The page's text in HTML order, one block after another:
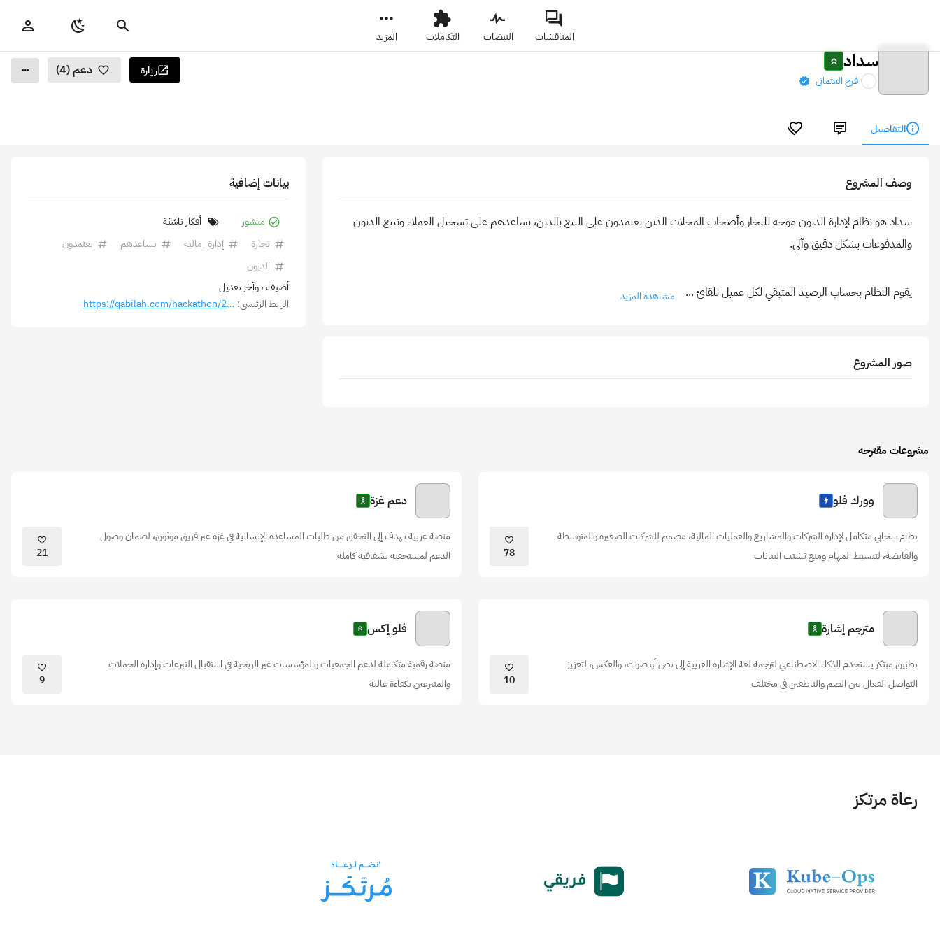
المناقشات النبضات التكاملات المزيد
سداد
فرح العثماني
زيارة دعم (4)
التفاصيل
وصف المشروع
سداد هو نظام لإدارة الديون موجه للتجار وأصحاب المحلات الذين يعتمدون على البيع بالدين، يساعدهم على تسجيل العملاء وتتبع الديون
يقوم النظام بحساب الرصيد المتبقي لكل عميل تلقائ ... مشاهدة المزيد
صور المشروع
بيانات إضافية
منشور
أفكار ناشئة
تجارة
إدارة_مالية يساعدهم
يعتمدون
الديون
أضيف، وآخر تعديل
الرابط الرئيسي: https://qabilah.com/hackathon/255665101472799432/projects/257572954781515776
مشروعات مقترحه
وورك فلو
نظام سحابي متكامل لإدارة الشركات والمشاريع والعمليات المالية، مصمم للشركات الصغيرة والمتوسطة
والقابضة، لتبسيط المهام ومنع تشتت البيانات
78
دعم غزة
منصة عربية تهدف إلى التحقق من طلبات المساعدة الإنسانية في غزة عبر فريق موثوق، لضمان وصول
الدعم لمستحقيه بشفافية كاملة
21
مترجم إشارة
تطبيق مبتكر يستخدم الذكاء الاصطناعي لترجمة لغة الإشارة العربية إلى نص أو صوت، والعكس، لتعزيز
التواصل الفعال بين الصم والناطقين في مختلف
10
فلو إكس
منصة رقمية متكاملة لدعم الجمعيات والمؤسسات غير الربحية في استقبال التبرعات وإدارة الحملات
والمتبرعين بكفاءة عالية
9
رعاة مرتكز